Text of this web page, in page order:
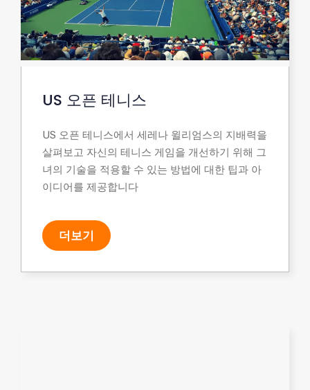
US 오픈 테니스
US 오픈 테니스에서 세레나 윌리엄스의 지배력을
살펴보고 자신의 테니스 게임을 개선하기 위해 그
녀의 기술을 적용할 수 있는 방법에 대한 팁과 아
이디어를 제공합니다
더보기